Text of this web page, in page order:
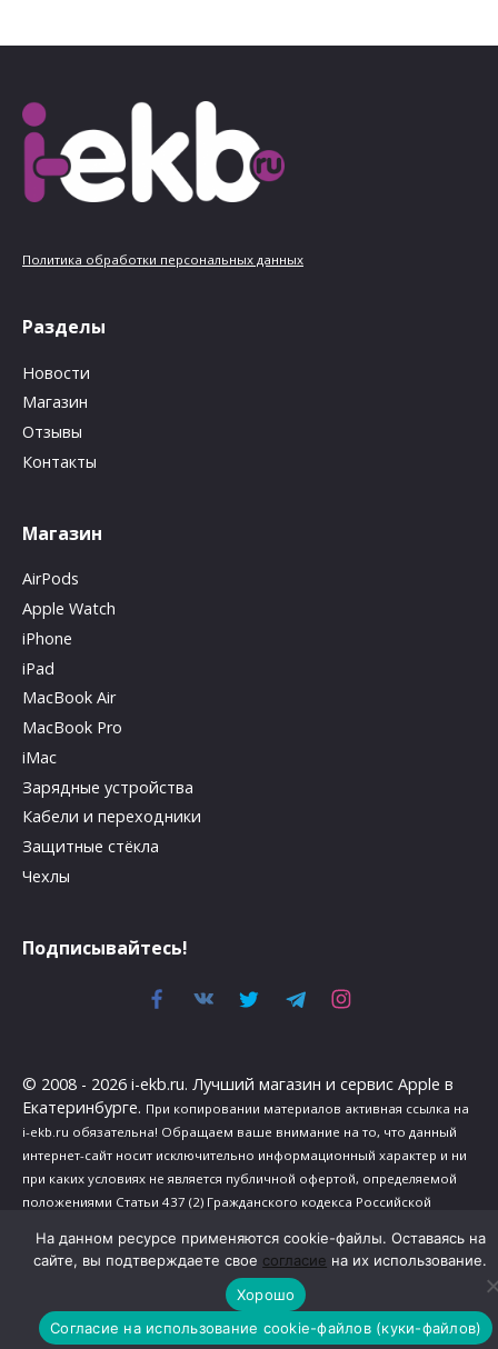
Политика обработки персональных данных
Разделы
Новости
Магазин
Отзывы
Контакты
Магазин
AirPods
Apple Watch
iPhone
iPad
MacBook Air
MacBook Pro
iMac
Зарядные устройства
Кабели и переходники
Защитные стёкла
Чехлы
Подписывайтесь!
© 2008 - 2026 i-ekb.ru. Лучший магазин и сервис Apple в
Екатеринбурге. При копировании материалов активная ссылка на
i-ekb.ru обязательна! Обращаем ваше внимание на то, что данный
интернет-сайт носит исключительно информационный характер и ни
при каких условиях не является публичной офертой, определяемой
положениями Статьи 437 (2) Гражданского кодекса Российской
Политика в отношении обработки персональных данных .
Сведения о реализуемых требованиях к защите персональных
На данном ресурсе применяются cookie-файлы. Оставаясь на
сайте, вы подтверждаете свое согласие на их использование.
Хорошо
Согласие на использование cookie-файлов (куки-файлов)